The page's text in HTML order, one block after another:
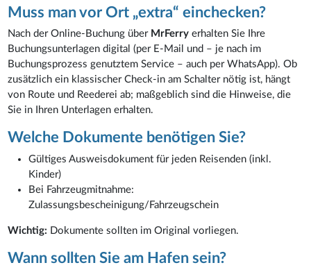
Muss man vor Ort „extra“ einchecken?
Nach der Online-Buchung über MrFerry erhalten Sie Ihre
Buchungsunterlagen digital (per E-Mail und – je nach im
Buchungsprozess genutztem Service – auch per WhatsApp). Ob
zusätzlich ein klassischer Check-in am Schalter nötig ist, hängt
von Route und Reederei ab; maßgeblich sind die Hinweise, die
Sie in Ihren Unterlagen erhalten.
Welche Dokumente benötigen Sie?
Gültiges Ausweisdokument für jeden Reisenden (inkl.
Kinder)
Bei Fahrzeugmitnahme:
Zulassungsbescheinigung/Fahrzeugschein
Wichtig: Dokumente sollten im Original vorliegen.
Wann sollten Sie am Hafen sein?